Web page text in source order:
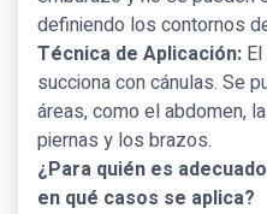
definiendo los contornos
Técnica de Aplicación:
succiona con cánulas. Se
áreas, como el abdomen,
piernas y los brazos.
¿Para quién es
en qué casos se aplica?